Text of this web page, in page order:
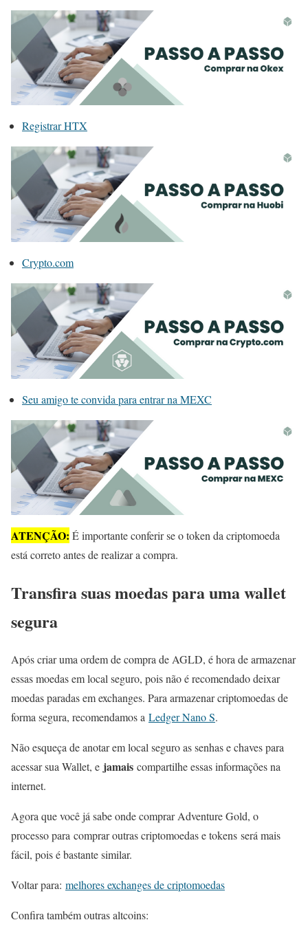
Registrar HTX
Crypto.com
Seu amigo te convida para entrar na MEXC
ATENÇÃO: É importante conferir se o token da criptomoeda
está correto antes de realizar a compra.
Transfira suas moedas para uma wallet
segura
Após criar uma ordem de compra de AGLD, é hora de armazenar
essas moedas em local seguro, pois não é recomendado deixar
moedas paradas em exchanges. Para armazenar criptomoedas de
forma segura, recomendamos a Ledger Nano S.
Não esqueça de anotar em local seguro as senhas e chaves para
acessar sua Wallet, e jamais compartilhe essas informações na
internet.
Agora que você já sabe onde comprar Adventure Gold, o
processo para comprar outras criptomoedas e tokens será mais
fácil, pois é bastante similar.
Voltar para: melhores exchanges de criptomoedas
Confira também outras altcoins: